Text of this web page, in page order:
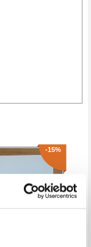
-15%